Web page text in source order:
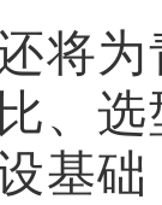
将
、
基